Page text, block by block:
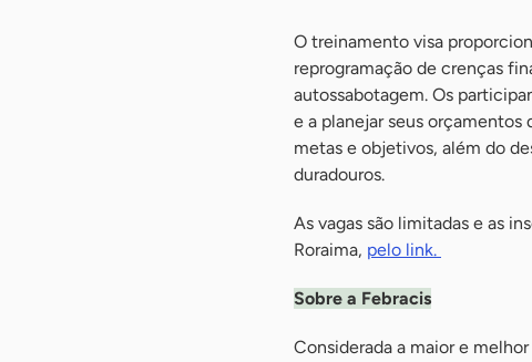
O treinamento visa
reprogramação de crenças
autossabotagem. Os
e a planejar seus
metas e objetivos, além do
duradouros.
As vagas são limitadas e as
Roraima, pelo link.
Sobre a Febracis
Considerada a maior e